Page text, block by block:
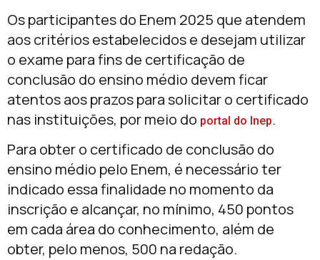
Os participantes do Enem 2025 que atendem
aos critérios estabelecidos e desejam utilizar
o exame para fins de certificação de
conclusão do ensino médio devem ficar
atentos aos prazos para solicitar o certificado
nas instituições, por meio do portal do Inep.
Para obter o certificado de conclusão do
ensino médio pelo Enem, é necessário ter
indicado essa finalidade no momento da
inscrição e alcançar, no mínimo, 450 pontos
em cada área do conhecimento, além de
obter, pelo menos, 500 na redação.